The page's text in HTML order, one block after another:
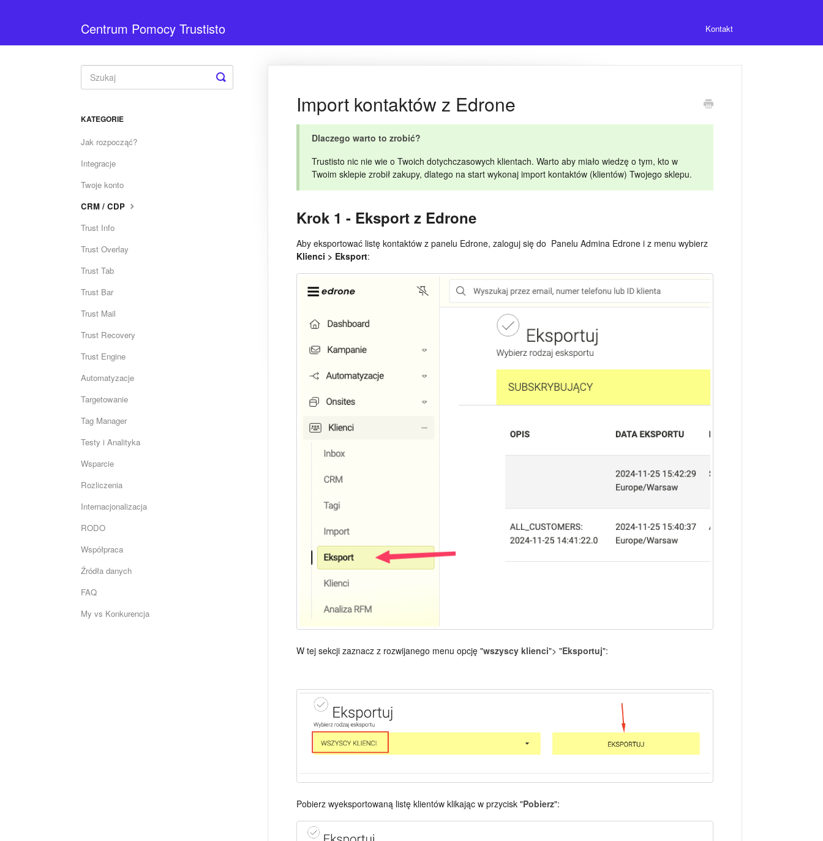
Centrum Pomocy Trustisto Kontakt
Import kontaktów z Edrone
Dlaczego warto to zrobić?
Trustisto nic nie wie o Twoich dotychczasowych klientach. Warto aby miało wiedzę o tym, kto w
Twoim sklepie zrobił zakupy, dlatego na start wykonaj import kontaktów (klientów) Twojego sklepu.
Krok 1 - Eksport z Edrone
Aby eksportować listę kontaktów z panelu Edrone, zaloguj się do Panelu Admina Edrone i z menu wybierz
Klienci > Eksport:
W tej sekcji zaznacz z rozwijanego menu opcję "wszyscy klienci"> "Eksportuj":
Pobierz wyeksportowaną listę klientów klikając w przycisk "Pobierz":
Toggle
Search
KATEGORIE
Jak rozpocząć?
Integracje
Twoje konto
CRM / CDP
Trust Info
Trust Overlay
Trust Tab
Trust Bar
Trust Mail
Trust Recovery
Trust Engine
Automatyzacje
Targetowanie
Tag Manager
Testy i Analityka
Wsparcie
Rozliczenia
Internacjonalizacja
RODO
Współpraca
Źródła danych
FAQ
My vs Konkurencja